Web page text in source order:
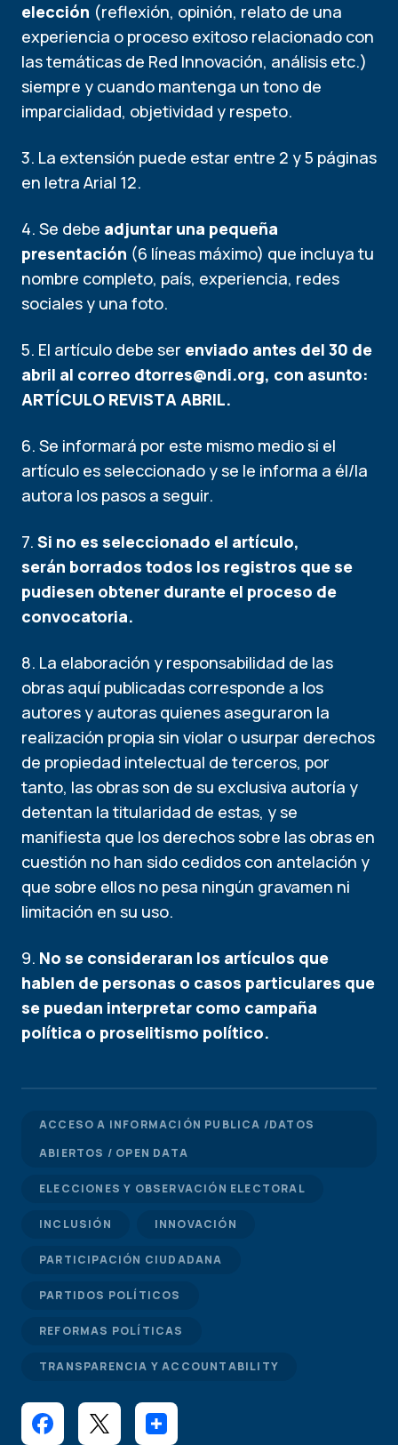
elección (reflexión, opinión, relato de una
experiencia o proceso exitoso relacionado con
las temáticas de Red Innovación, análisis etc.)
siempre y cuando mantenga un tono de
imparcialidad, objetividad y respeto.
3. La extensión puede estar entre 2 y 5 páginas
en letra Arial 12.
4. Se debe adjuntar una pequeña
presentación (6 líneas máximo) que incluya tu
nombre completo, país, experiencia, redes
sociales y una foto.
5. El artículo debe ser enviado antes del 30 de
abril al correo dtorres@ndi.org, con asunto:
ARTÍCULO REVISTA ABRIL.
6. Se informará por este mismo medio si el
artículo es seleccionado y se le informa a él/la
autora los pasos a seguir.
7. Si no es seleccionado el artículo,
serán borrados todos los registros que se
pudiesen obtener durante el proceso de
convocatoria.
8. La elaboración y responsabilidad de las
obras aquí publicadas corresponde a los
autores y autoras quienes aseguraron la
realización propia sin violar o usurpar derechos
de propiedad intelectual de terceros, por
tanto, las obras son de su exclusiva autoría y
detentan la titularidad de estas, y se
manifiesta que los derechos sobre las obras en
cuestión no han sido cedidos con antelación y
que sobre ellos no pesa ningún gravamen ni
limitación en su uso.
9. No se consideraran los artículos que
hablen de personas o casos particulares que
se puedan interpretar como campaña
política o proselitismo político.
ACCESO A INFORMACIÓN PUBLICA /DATOS
ABIERTOS / OPEN DATA
ELECCIONES Y OBSERVACIÓN ELECTORAL
INCLUSIÓN INNOVACIÓN
PARTICIPACIÓN CIUDADANA
PARTIDOS POLÍTICOS
REFORMAS POLÍTICAS
TRANSPARENCIA Y ACCOUNTABILITY